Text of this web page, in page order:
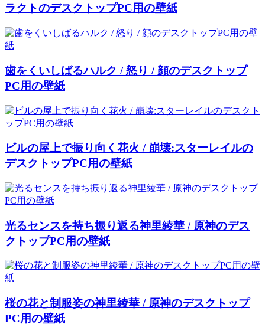
ラクトのデスクトップPC用の壁紙
歯をくいしばるハルク / 怒り / 顔のデスクトップ
PC用の壁紙
ビルの屋上で振り向く花火 / 崩壊:スターレイルの
デスクトップPC用の壁紙
光るセンスを持ち振り返る神里綾華 / 原神のデス
クトップPC用の壁紙
桜の花と制服姿の神里綾華 / 原神のデスクトップ
PC用の壁紙